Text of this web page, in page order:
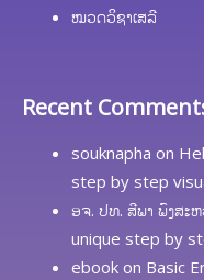
ໝວດວິຊາເສລີ
Recent
souknapha on
step by step
ອຈ. ປທ. ສີພາ ພົງສະ
unique step by
ebook on Basic